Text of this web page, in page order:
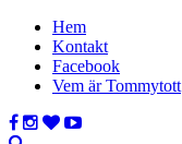
Hem
Kontakt
Facebook
Vem är Tommytott